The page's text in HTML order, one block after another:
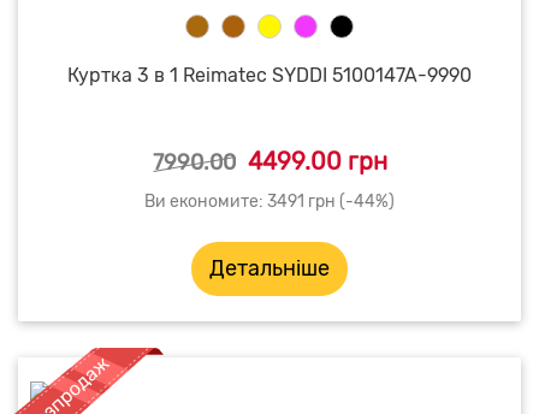
Куртка 3 в 1 Reimatec SYDDI 5100147A-9990
7990.00 4499.00 грн
Ви економите: 3491 грн (-44%)
Детальніше